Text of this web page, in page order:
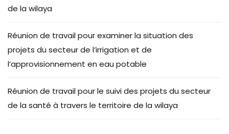
de la wilaya
Réunion de travail pour examiner la situation des
projets du secteur de l’irrigation et de
l’approvisionnement en eau potable
Réunion de travail pour le suivi des projets du secteur
de la santé à travers le territoire de la wilaya